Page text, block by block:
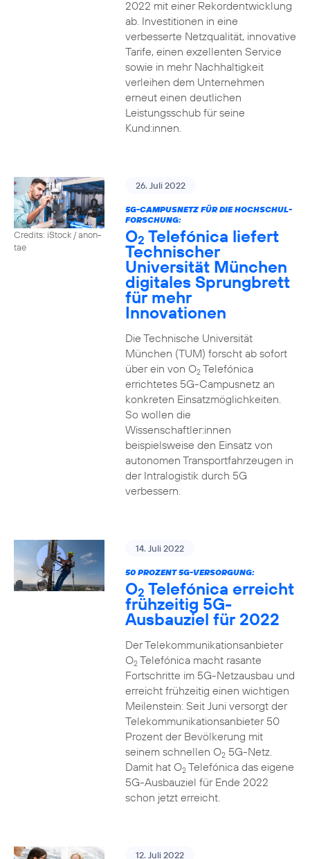
2022 mit einer Rekordentwicklung
ab. Investitionen in eine
verbesserte Netzqualität, innovative
Tarife, einen exzellenten Service
sowie in mehr Nachhaltigkeit
verleihen dem Unternehmen
erneut einen deutlichen
Leistungsschub für seine
Kund:innen.
Credits: iStock / anon-
tae
26. Juli 2022
5G-CAMPUSNETZ FÜR DIE HOCHSCHUL-
FORSCHUNG:
O2 Telefónica liefert
Technischer
Universität München
digitales Sprungbrett
für mehr
Innovationen
Die Technische Universität
München (TUM) forscht ab sofort
über ein von O2Telefónica
errichtetes 5G-Campusnetz an
konkreten Einsatzmöglichkeiten.
So wollen die
Wissenschaftler:innen
beispielsweise den Einsatz von
autonomen Transportfahrzeugen in
der Intralogistik durch 5G
verbessern.
14. Juli 2022
50 PROZENT 5G-VERSORGUNG:
O2 Telefónica erreicht
frühzeitig 5G-
Ausbauziel für 2022
Der Telekommunikationsanbieter
O2Telefónica macht rasante
Fortschritte im 5G-Netzausbau und
erreicht frühzeitig einen wichtigen
Meilenstein: Seit Juni versorgt der
Telekommunikationsanbieter 50
Prozent der Bevölkerung mit
seinem schnellen O25G-Netz.
Damit hat O2Telefónica das eigene
5G-Ausbauziel für Ende 2022
schon jetzt erreicht.
12. Juli 2022